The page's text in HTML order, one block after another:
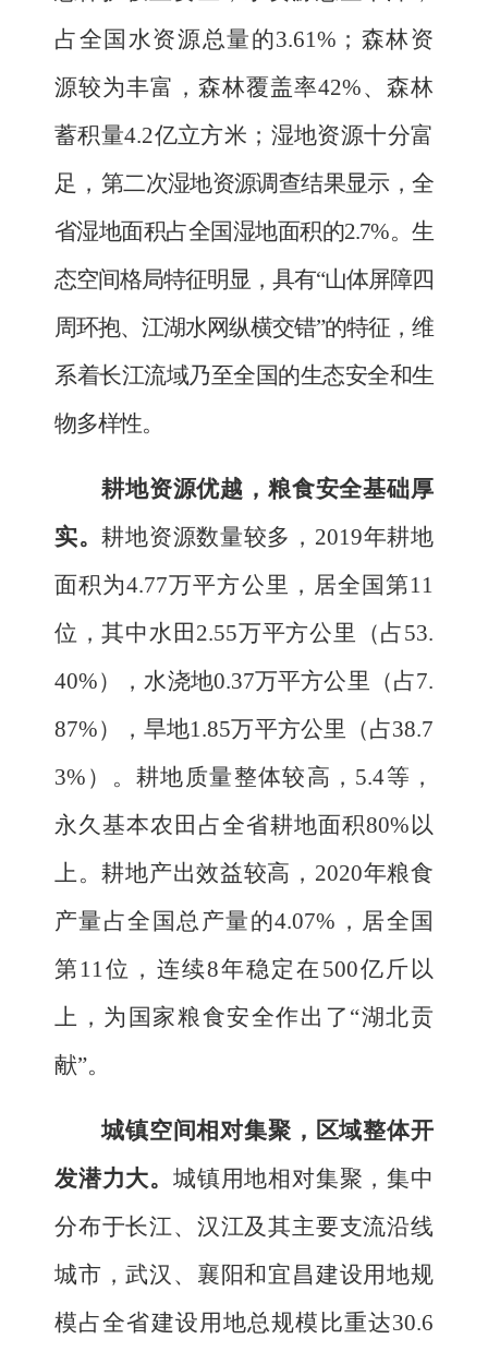
占全国水资源总量的3.61% ； 森林资
源较为丰富 ，森林覆盖率42%、森林
蓄积量4.2亿立方米；湿地资源十分富
足， 第二次湿地资源调查结果显示，全
省湿地面积占全国湿地面积的2.7%。生
态空间格局特征明显，具有“山体屏障四
周环抱、江湖水网纵横交错”的特征，维
系着长江流域乃至全国的生态安全和生
物多样性。
耕地资源优越，粮食安全基础厚
实。耕地资源数量较多， 2019年耕地
面积为4.77万平方公里，居全国第11
位，其中水田 2.55万平方公里（占53.
40%），水浇地0.37万平方公里（占7.
87%），旱地1.85万平方公里（占38.7
3% ） 。耕地质量整体较高， 5.4等，
永久基本农田占全省耕地面积80% 以
上。耕地产出效益较高， 2020年粮食
产量占全国总产量的4.07% ，居全国
第 11位 ， 连续8年稳定在 500亿斤以
上， 为国家粮食安全作出了 “湖北贡
献”。
城镇空间相对集聚 ，区域整体开
发潜力大。 城镇用地相对集聚，集中
分布于长江、汉江及其主要支流沿线
城市，武汉、襄阳和宜昌建设用地规
模占全省建设用地总规模比重达30.6